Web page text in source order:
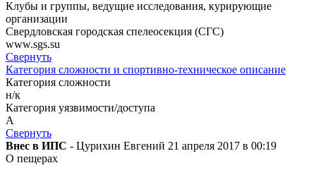
Клубы и группы, ведущие исследования, курирующие
организации
Свердловская городская спелеосекция (СГС)
www.sgs.su
Свернуть
Категория сложности и спортивно-техническое описание
Категория сложности
н/к
Категория уязвимости/доступа
A
Свернуть
Внес в ИПС - Цурихин Евгений 21 апреля 2017 в 00:19
О пещерах